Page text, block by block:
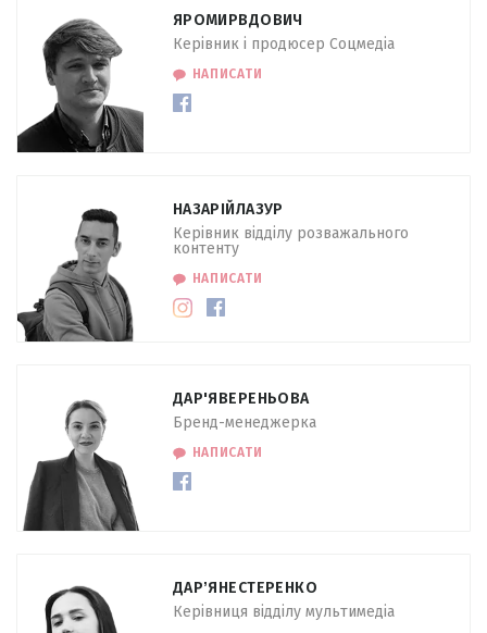
ЯРОМИРВДОВИЧ
Керівник і продюсер Соцмедіа
НАПИСАТИ
НАЗАРІЙЛАЗУР
Керівник відділу розважального
контенту
НАПИСАТИ
ДАР'ЯВЕРЕНЬОВА
Бренд-менеджерка
НАПИСАТИ
ДАРʼЯНЕСТЕРЕНКО
Керівниця відділу мультимедіа